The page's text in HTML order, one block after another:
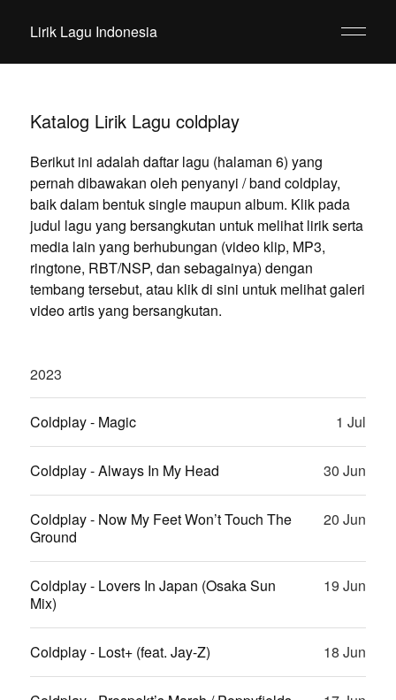
Lirik Lagu Indonesia
Katalog Lirik Lagu coldplay
Berikut ini adalah daftar lagu (halaman 6) yang
pernah dibawakan oleh penyanyi / band coldplay,
baik dalam bentuk single maupun album. Klik pada
judul lagu yang bersangkutan untuk melihat lirik serta
media lain yang berhubungan (video klip, MP3,
ringtone, RBT/NSP, dan sebagainya) dengan
tembang tersebut, atau klik di sini untuk melihat galeri
video artis yang bersangkutan.
2023
Coldplay - Magic 1 Jul
Coldplay - Always In My Head 30 Jun
Coldplay - Now My Feet Won’t Touch The
Ground
20 Jun
Coldplay - Lovers In Japan (Osaka Sun
Mix)
19 Jun
Coldplay - Lost+ (feat. Jay-Z) 18 Jun